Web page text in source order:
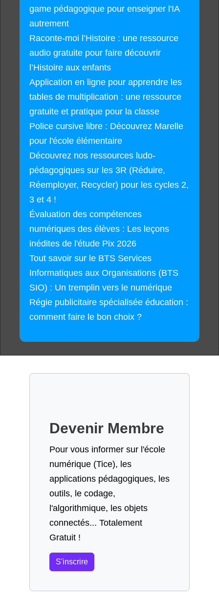
game pédagogique pour enseigner l'IA
autrement
Raconte-moi l’Histoire : une ressource
audio gratuite pour faire découvrir
l’Histoire aux enfants
Application en ligne pour apprendre les
tables de multiplication : une ressource
gratuite et pratique pour la classe
Police cursive libre : Découvrez Marelle
pour l'école élémentaire
Découvrez nos ressources ludo-
pédagogiques sur les 3R (Réduire,
Réemployer, Recycler) pour les cycles 2,
3 et 4 !
Évaluation des compétences
numériques des élèves : Les leçons
inédites de l'étude Pix 2026
Tout savoir sur le BTS Services
Informatiques aux Organisations (BTS
SIO) : Un tremplin vers le numérique
Régie publicitaire spécialisée éducation :
comment faire le bon choix ?
Devenir Membre
Pour vous informer sur l'école
numérique (Tice), les
applications pédagogiques, les
outils, le codage,
l'algorithmique, les objets
connectés... Totalement
Gratuit !
S'inscrire